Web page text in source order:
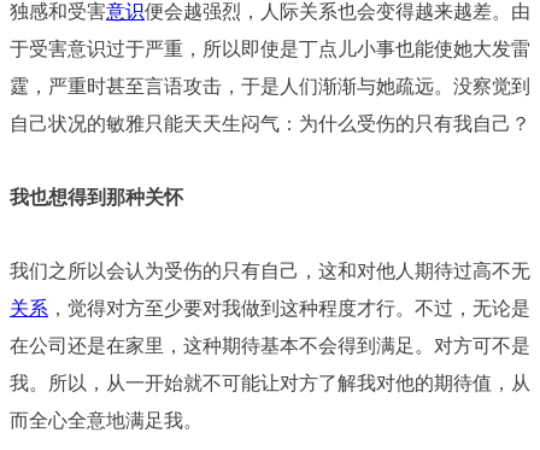
独感和受害意识便会越强烈，人际关系也会变得越来越差。由
于受害意识过于严重，所以即使是丁点儿小事也能使她大发雷
霆，严重时甚至言语攻击，于是人们渐渐与她疏远。没察觉到
自己状况的敏雅只能天天生闷气：为什么受伤的只有我自己？
我也想得到那种关怀
我们之所以会认为受伤的只有自己，这和对他人期待过高不无
关系 ，觉得对方至少要对我做到这种程度才行。不过，无论是
在公司还是在家里，这种期待基本不会得到满足。对方可不是
我。所以，从一开始就不可能让对方了解我对他的期待值，从
而全心全意地满足我。